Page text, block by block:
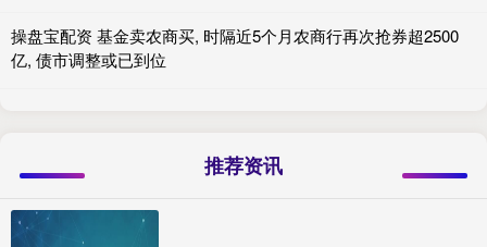
操盘宝配资 基金卖农商买, 时隔近5个月农商行再次抢券超2500
亿, 债市调整或已到位
推荐资讯